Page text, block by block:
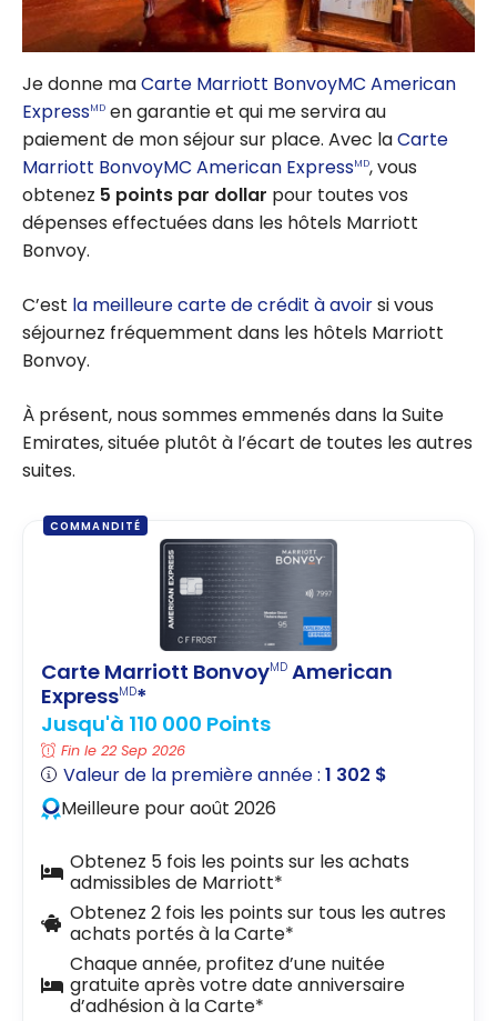
Je donne maCarte Marriott BonvoyMC American
ExpressMD en garantie et qui me servira au
paiement de mon séjour sur place. Avec laCarte
Marriott BonvoyMC American ExpressMD, vous
obtenez 5 points par dollar pour toutes vos
dépenses effectuées dans les hôtels Marriott
Bonvoy.
C’est la meilleure carte de crédit à avoirsi vous
séjournez fréquemment dans les hôtels Marriott
Bonvoy.
À présent, nous sommes emmenés dans la Suite
Emirates, située plutôt à l’écart de toutes les autres
suites.
COMMANDITÉ
Carte Marriott BonvoyMD American
ExpressMD*
Jusqu'à 110 000 Points
Fin le 22 Sep 2026
Valeur de la première année :1 302 $
Meilleure pour août 2026
Obtenez 5 fois les points sur les achats
admissibles de Marriott*
Obtenez 2 fois les points sur tous les autres
achats portés à la Carte*
Chaque année, profitez d’une nuitée
gratuite après votre date anniversaire
d’adhésion à la Carte*